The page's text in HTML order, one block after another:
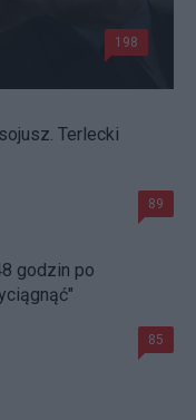
198
Terlecki
89
godzin po
85